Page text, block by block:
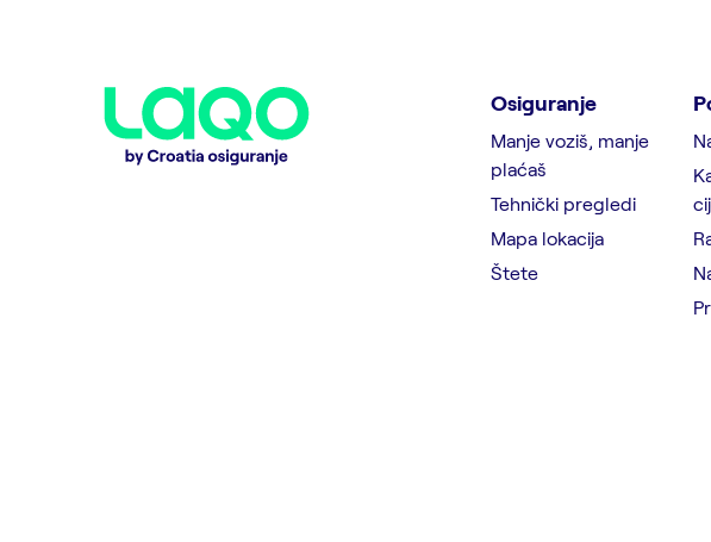
Osiguranje
Manje voziš, manje
plaćaš
Tehnički pregledi
Mapa lokacija
Štete